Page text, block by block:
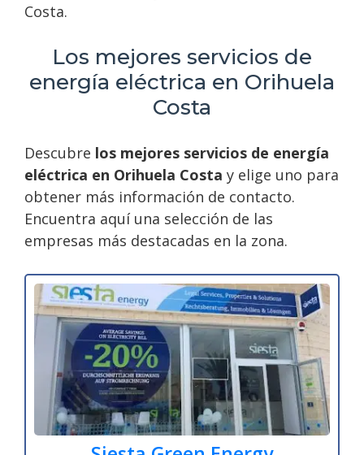
Costa.
Los mejores servicios de
energía eléctrica en Orihuela
Costa
Descubre los mejores servicios de energía
eléctrica en Orihuela Costa y elige uno para
obtener más información de contacto.
Encuentra aquí una selección de las
empresas más destacadas en la zona.